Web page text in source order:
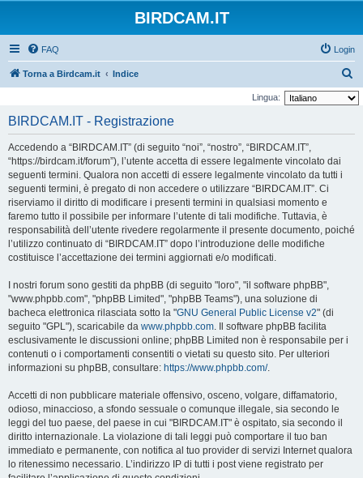
BIRDCAM.IT
FAQ Login
Torna a Birdcam.it Indice
e
Lingua:
BIRDCAM.IT - Registrazione
Accedendo a “BIRDCAM.IT” (di seguito “noi”, “nostro”, “BIRDCAM.IT”,
“https://birdcam.it/forum”), l’utente accetta di essere legalmente vincolato dai
seguenti termini. Qualora non accetti di essere legalmente vincolato da tutti i
seguenti termini, è pregato di non accedere o utilizzare “BIRDCAM.IT”. Ci
riserviamo il diritto di modificare i presenti termini in qualsiasi momento e
faremo tutto il possibile per informare l’utente di tali modifiche. Tuttavia, è
responsabilità dell’utente rivedere regolarmente il presente documento, poiché
l’utilizzo continuato di “BIRDCAM.IT” dopo l’introduzione delle modifiche
costituisce l’accettazione dei termini aggiornati e/o modificati.
I nostri forum sono gestiti da phpBB (di seguito "loro", "il software phpBB",
"www.phpbb.com", "phpBB Limited", "phpBB Teams"), una soluzione di
bacheca elettronica rilasciata sotto la "GNU General Public License v2" (di
seguito "GPL"), scaricabile da www.phpbb.com. Il software phpBB facilita
esclusivamente le discussioni online; phpBB Limited non è responsabile per i
contenuti o i comportamenti consentiti o vietati su questo sito. Per ulteriori
informazioni su phpBB, consultare: https://www.phpbb.com/.
Accetti di non pubblicare materiale offensivo, osceno, volgare, diffamatorio,
odioso, minaccioso, a sfondo sessuale o comunque illegale, sia secondo le
leggi del tuo paese, del paese in cui "BIRDCAM.IT" è ospitato, sia secondo il
diritto internazionale. La violazione di tali leggi può comportare il tuo ban
immediato e permanente, con notifica al tuo provider di servizi Internet qualora
lo ritenessimo necessario. L’indirizzo IP di tutti i post viene registrato per